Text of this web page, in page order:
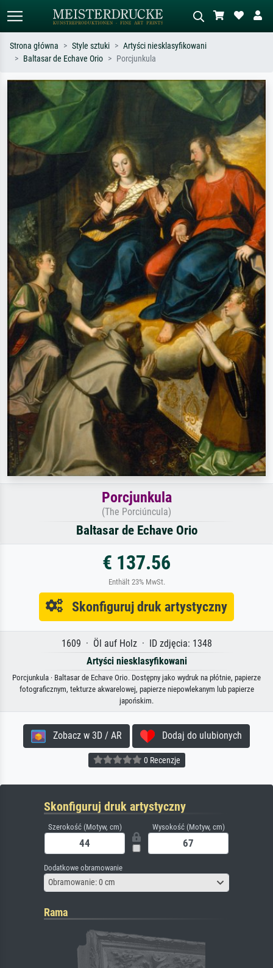
Szukaj wg artysty, tytułu lub stylu – np.
Monet, Gwiaździsta noc,
impresjonizm, fala Hokusaia, akt.
Opisz scenę – np. zielona łąka,
abstrakcja z czerwienią, ciemny olej,
stojący akt obok drzewa.
Strona główna Style sztuki
Artyści niesklasyfikowani
Baltasar de Echave Orio
Porcjunkula
Porcjunkula
(The Porciúncula)
Baltasar de Echave Orio
€ 137.56
Enthält 23% MwSt.
Skonfiguruj druk artystyczny
1609 · Öl auf Holz · ID zdjęcia: 1348
Artyści niesklasyfikowani
Porcjunkula · Baltasar de Echave Orio. Dostępny jako wydruk na płótnie, papierze
fotograficznym, tekturze akwarelowej, papierze niepowlekanym lub papierze
japońskim.
Zobacz w 3D / AR Dodaj do ulubionych
0 Recenzje
Skonfiguruj druk artystyczny
Szerokość (Motyw, cm) Wysokość (Motyw, cm)
Dodatkowe obramowanie
Obramowanie: 0 cm
Rama